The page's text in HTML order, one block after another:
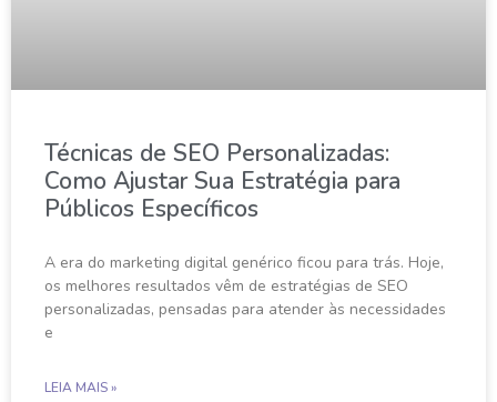
Técnicas de SEO Personalizadas:
Como Ajustar Sua Estratégia para
Públicos Específicos
A era do marketing digital genérico ficou para trás. Hoje,
os melhores resultados vêm de estratégias de SEO
personalizadas, pensadas para atender às necessidades
e
LEIA MAIS »